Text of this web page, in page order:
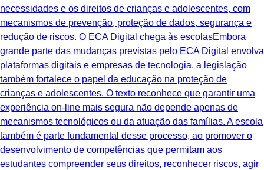
necessidades e os direitos de crianças e adolescentes, com
mecanismos de prevenção, proteção de dados, segurança e
redução de riscos. O ECA Digital chega às escolasEmbora
grande parte das mudanças previstas pelo ECA Digital envolva
plataformas digitais e empresas de tecnologia, a legislação
também fortalece o papel da educação na proteção de
crianças e adolescentes. O texto reconhece que garantir uma
experiência on-line mais segura não depende apenas de
mecanismos tecnológicos ou da atuação das famílias. A escola
também é parte fundamental desse processo, ao promover o
desenvolvimento de competências que permitam aos
estudantes compreender seus direitos, reconhecer riscos, agir